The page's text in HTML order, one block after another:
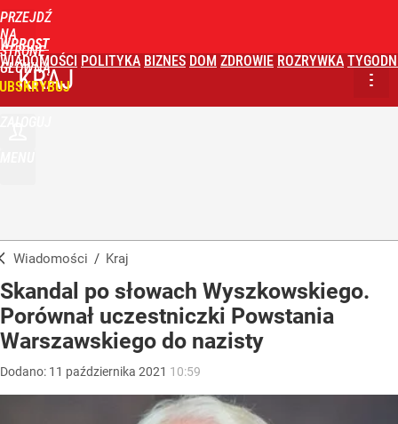
PRZEJDŹ
NA
STRONĘ
GŁÓWNĄ
WPROST
WIADOMOŚCI POLITYKA BIZNES DOM ZDROWIE ROZRYWKA
KRAJ
Wiadomości / Kraj
Skandal po słowach Wyszkowskiego.
Porównał uczestniczki Powstania
Warszawskiego do nazisty
Dodano: 11 października 2021 10:59